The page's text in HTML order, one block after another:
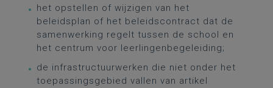
het opstellen of wijzigen van het
beleidsplan of het beleidscontract dat de
samenwerking regelt tussen de school en
het centrum voor leerlingenbegeleiding;
de infrastructuurwerken die niet onder het
toepassingsgebied vallen van artikel